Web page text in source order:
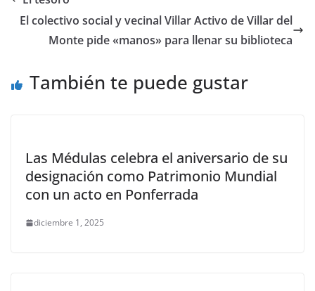
El colectivo social y vecinal Villar Activo de Villar del
Monte pide «manos» para llenar su biblioteca
También te puede gustar
Las Médulas celebra el aniversario de su
designación como Patrimonio Mundial
con un acto en Ponferrada
diciembre 1, 2025